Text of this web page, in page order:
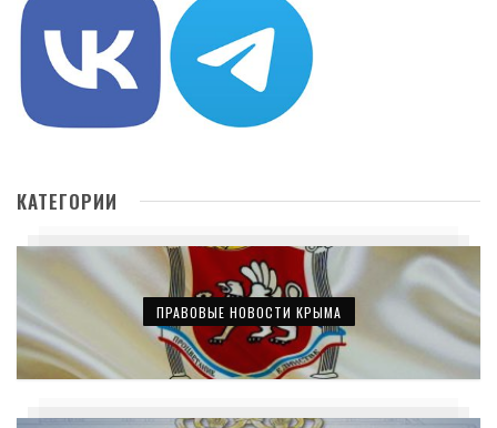
КАТЕГОРИИ
ПРАВОВЫЕ НОВОСТИ КРЫМА